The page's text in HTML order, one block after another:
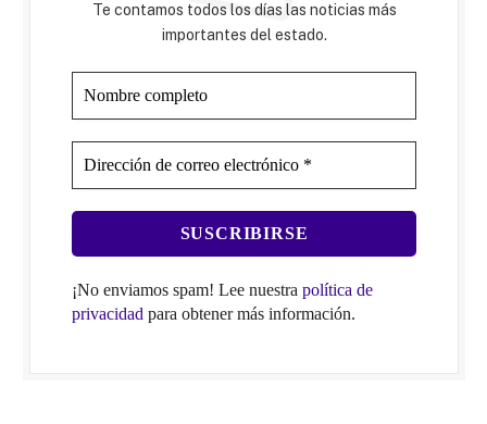
Te contamos todos los días las noticias más
importantes del estado.
¡No enviamos spam! Lee nuestra política de
privacidadpara obtener más información.